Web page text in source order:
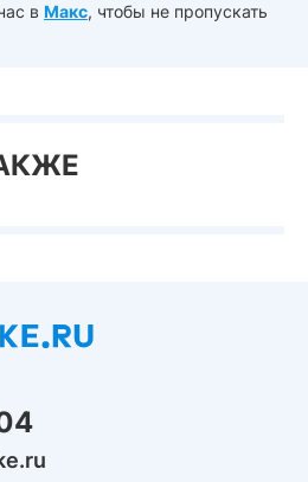
в Макс, чтобы не пропускать